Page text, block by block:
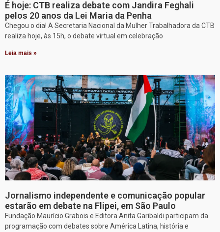
É hoje: CTB realiza debate com Jandira Feghali
pelos 20 anos da Lei Maria da Penha
Chegou o dia! A Secretaria Nacional da Mulher Trabalhadora da CTB
realiza hoje, às 15h, o debate virtual em celebração
Leia mais »
Jornalismo independente e comunicação popular
estarão em debate na Flipei, em São Paulo
Fundação Maurício Grabois e Editora Anita Garibaldi participam da
programação com debates sobre América Latina, história e